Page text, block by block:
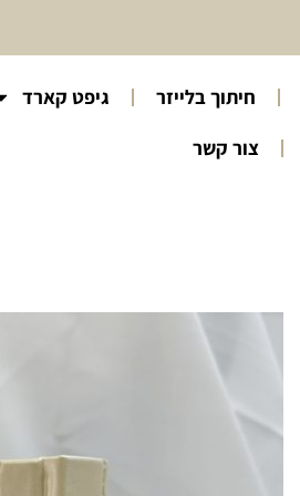
חיתוך בלייזר
גיפט קארד
צור קשר